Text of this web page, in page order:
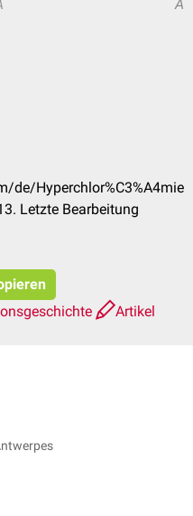
A
de/Hyperchlor%C3%A4mie
Letzte Bearbeitung
Artikel